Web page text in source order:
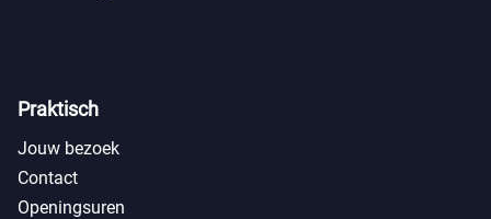
Praktisch
Jouw bezoek
Contact
Openingsuren